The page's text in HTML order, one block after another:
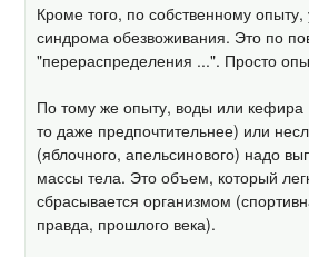
Кроме того, по собственному опыту,
синдрома обезвоживания. Это по
"перераспределения ...". Просто
По тому же опыту, воды или кефира
то даже предпочтительнее) или
(яблочного, апельсинового) надо
массы тела. Это объем, который
сбрасывается организмом
правда, прошлого века).